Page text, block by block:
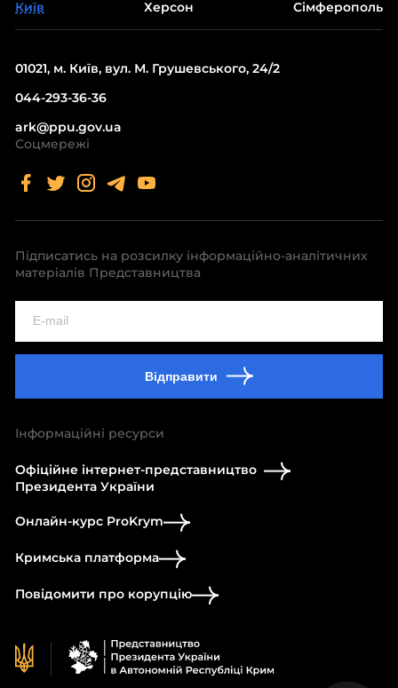
Київ Херсон Сімферополь
01021, м. Київ, вул. М. Грушевського, 24/2
044-293-36-36
ark@ppu.gov.ua
Соцмережі
Підписатись на розсилку інформаційно-аналітичних
матеріалів Представництва
Відправити
Інформаційні ресурси
Офіційне інтернет-представництво
Президента України
Онлайн-курс ProKrym
Кримська платформа
Повідомити про корупцію